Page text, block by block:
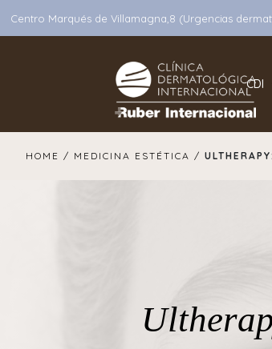
Centro Marqués de Villamagna,8 (Urgencias
CDI
HOME / MEDICINA ESTÉTICA /